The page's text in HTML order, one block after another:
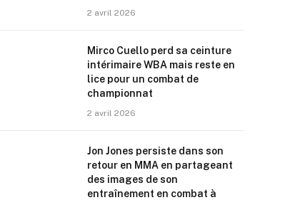
2 avril 2026
Mirco Cuello perd sa ceinture
intérimaire WBA mais reste en
lice pour un combat de
championnat
2 avril 2026
Jon Jones persiste dans son
retour en MMA en partageant
des images de son
entraînement en combat à